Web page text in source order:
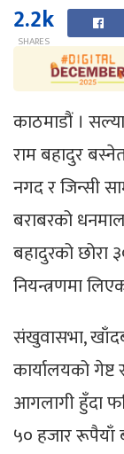
2.2k
SHARES
काठमाडौं ।
राम बहादुर
नगद र जिन्सी
बराबरको
बहादुरको छोरा
नियन्त्रणमा
संखुवासभा,
कार्यालयको
आगलागी हुँदा
५० हजार रूपैयाँ